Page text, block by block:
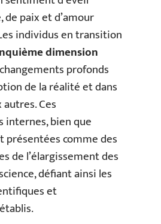
paix et d’amour
individus en transition
dimension
profonds
de la réalité et dans
Ces
internes, bien que
présentées comme des
de l’élargissement des
défiant ainsi les
et